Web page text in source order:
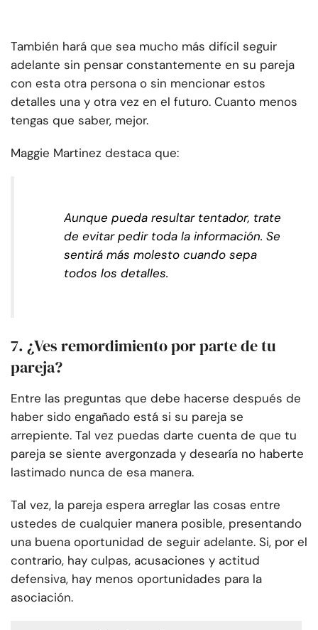
También hará que sea mucho más difícil seguir
adelante sin pensar constantemente en su pareja
con esta otra persona o sin mencionar estos
detalles una y otra vez en el futuro. Cuanto menos
tengas que saber, mejor.
Maggie Martinez destaca que:
Aunque pueda resultar tentador, trate
de evitar pedir toda la información. Se
sentirá más molesto cuando sepa
todos los detalles.
7. ¿Ves remordimiento por parte de tu
pareja?
Entre las preguntas que debe hacerse después de
haber sido engañado está si su pareja se
arrepiente. Tal vez puedas darte cuenta de que tu
pareja se siente avergonzada y desearía no haberte
lastimado nunca de esa manera.
Tal vez, la pareja espera arreglar las cosas entre
ustedes de cualquier manera posible, presentando
una buena oportunidad de seguir adelante. Si, por el
contrario, hay culpas, acusaciones y actitud
defensiva, hay menos oportunidades para la
asociación.